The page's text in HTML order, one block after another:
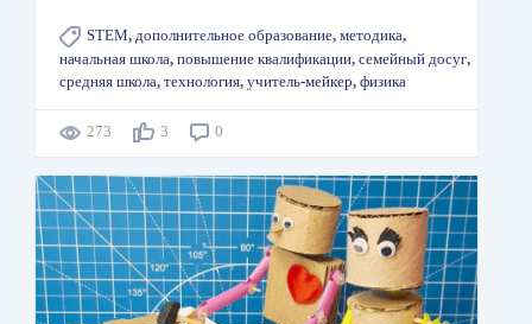
STEM, дополнительное образование, методика,
начальная школа, повышение квалификации, семейный досуг,
средняя школа, технология, учитель-мейкер, физика
273 3 0